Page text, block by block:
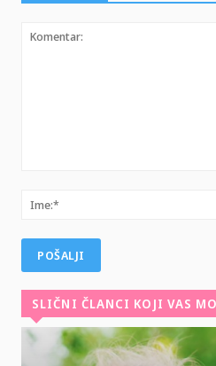
SLIČNI ČLANCI KOJI VAS